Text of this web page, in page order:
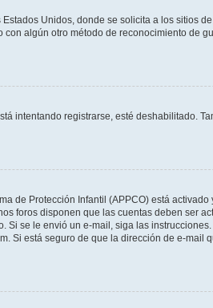
Unidos, donde se solicita a los sitios
algún otro método de reconocimiento de
intentando registrarse, esté deshabilitado.
de Protección Infantil (APPCO) está
foros disponen que las cuentas deben ser
se le envió un e-mail, siga las
Si está seguro de que la dirección de e-mail